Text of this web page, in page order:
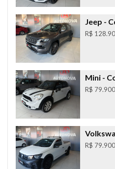
Jeep -
R$
Mini-
R$
R$